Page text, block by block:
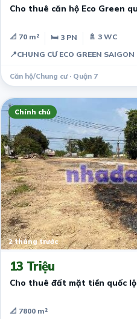
Cho thuê căn hộ Eco Green
📐 70 m² 🛏 3 PN
🚿 3 WC
📍CHUNG CƯ ECO GREEN SAIGON
Căn hộ/Chung cư · Quận 7
Chính chủ
2 tháng trước
13 Triệu
Cho thuê đất mặt tiền quốc
📐 7800 m²